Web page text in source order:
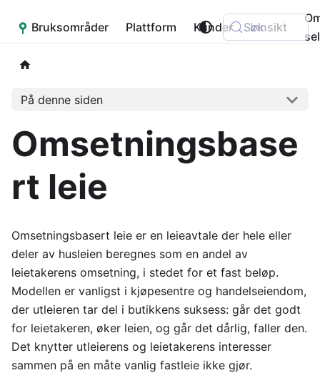
Placepoint
Bruksområder Plattform Kunder Innsikt
Søk
På denne siden
Omsetningsbase
rt leie
Omsetningsbasert leie er en leieavtale der hele eller
deler av husleien beregnes som en andel av
leietakerens omsetning, i stedet for et fast beløp.
Modellen er vanligst i kjøpesentre og handelseiendom,
der utleieren tar del i butikkens suksess: går det godt
for leietakeren, øker leien, og går det dårlig, faller den.
Det knytter utleierens og leietakerens interesser
sammen på en måte vanlig fastleie ikke gjør.